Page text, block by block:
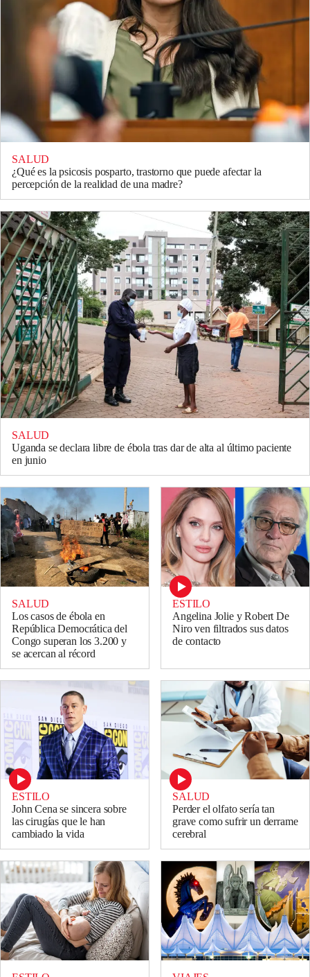
SALUD
¿Qué es la psicosis posparto, trastorno que puede afectar la
percepción de la realidad de una madre?
SALUD
Uganda se declara libre de ébola tras dar de alta al último paciente
en junio
SALUD
Los casos de ébola en
República Democrática del
Congo superan los 3.200 y
se acercan al récord
ESTILO
Angelina Jolie y Robert De
Niro ven filtrados sus datos
de contacto
ESTILO
John Cena se sincera sobre
las cirugías que le han
cambiado la vida
SALUD
Perder el olfato sería tan
grave como sufrir un derrame
cerebral